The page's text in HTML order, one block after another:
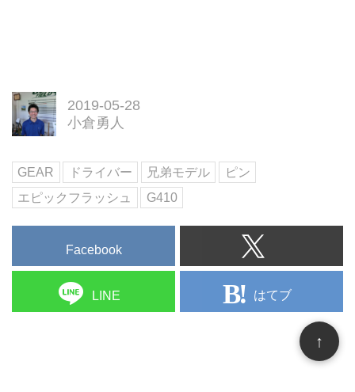
2019-05-28
小倉勇人
GEAR ドライバー 兄弟モデル
ピン
エピックフラッシュ
G410
Facebook
LINE はてブ
↑